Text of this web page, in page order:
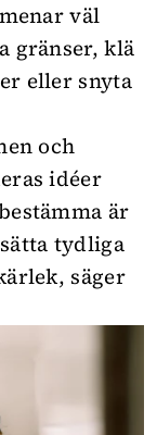
väl
gränser, klä
eller snyta
och
idéer
är
tydliga
säger